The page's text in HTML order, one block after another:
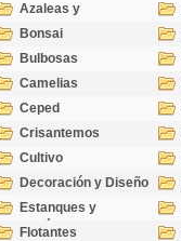
Azaleas y
Rododendros
Bonsai
Bulbosas
Camelias
Ceped
Crisantemos
Cultivo
Decoración y Diseño
Estanques y
Acuáticas
Flotantes